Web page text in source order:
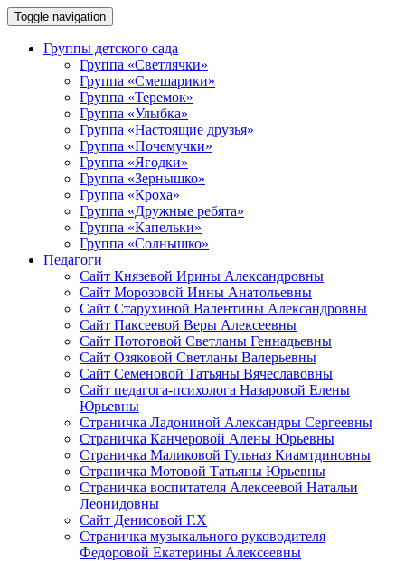
Toggle navigation
Группы детского сада
Группа «Светлячки»
Группа «Смешарики»
Группа «Теремок»
Группа «Улыбка»
Группа «Настоящие друзья»
Группа «Почемучки»
Группа «Ягодки»
Группа «Зернышко»
Группа «Кроха»
Группа «Дружные ребята»
Группа «Капельки»
Группа «Солнышко»
Педагоги
Сайт Князевой Ирины Александровны
Сайт Морозовой Инны Анатольевны
Сайт Старухиной Валентины Александровны
Сайт Паксеевой Веры Алексеевны
Сайт Пототовой Светланы Геннадьевны
Сайт Озяковой Светланы Валерьевны
Сайт Семеновой Татьяны Вячеславовны
Сайт педагога-психолога Назаровой Елены
Юрьевны
Страничка Ладониной Александры Сергеевны
Страничка Канчеровой Алены Юрьевны
Страничка Маликовой Гульназ Киамтдиновны
Страничка Мотовой Татьяны Юрьевны
Cтраничка воспитателя Алексеевой Натальи
Леонидовны
Сайт Денисовой Г.Х
Страничка музыкального руководителя
Федоровой Екатерины Алексеевны